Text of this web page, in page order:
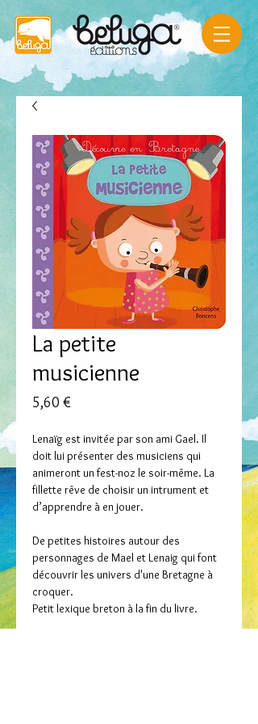
La petite
musicienne
5,60 €Prix
Lenaïg est invitée par son ami Gael. Il
doit lui présenter des musiciens qui
animeront un fest-noz le soir-même. La
fillette rêve de choisir un intrument et
d’apprendre à en jouer.
De petites histoires autour des
personnages de Mael et Lenaig qui font
découvrir les univers d'une Bretagne à
croquer.
Petit lexique breton à la fin du livre.